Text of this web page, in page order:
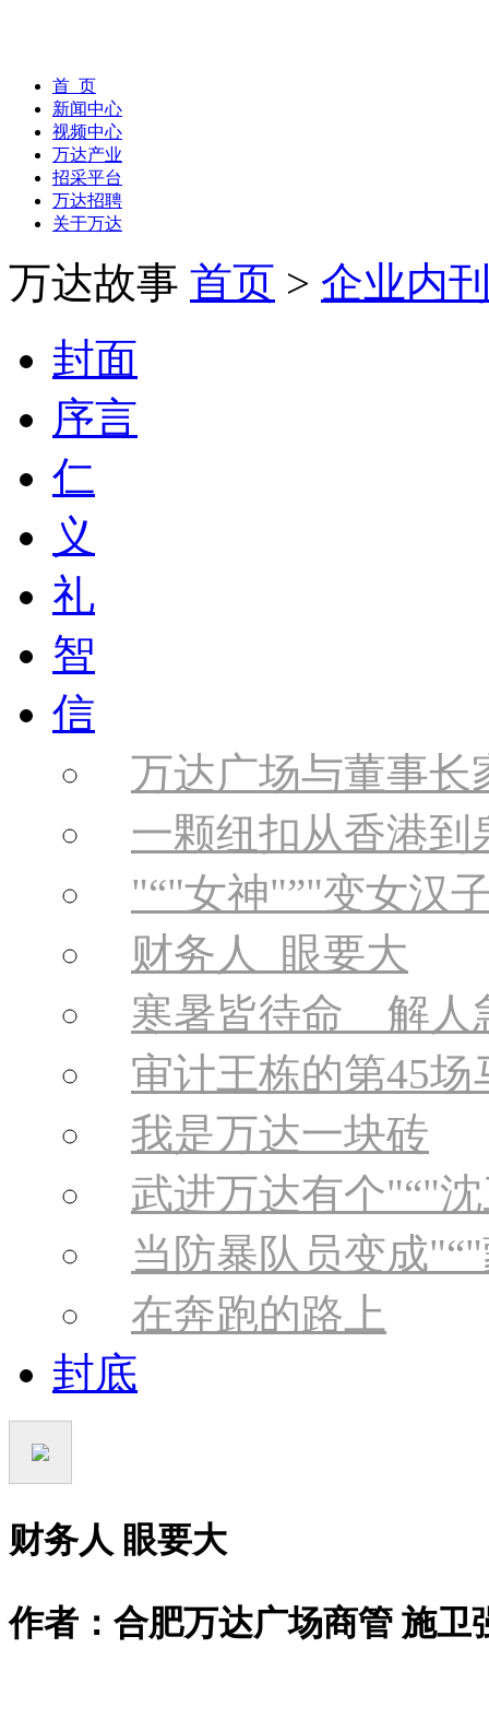
首 页
新闻中心
视频中心
万达产业
招采平台
万达招聘
关于万达
万达故事 首页 > 企业内
封面
序言
仁
义
礼
智
信
万达广场与董事长
一颗纽扣从香港到
“ 女神 ” 变女汉
财务人 眼要大
寒暑皆待命 解人
审计王栋的第45场
我是万达一块砖
武进万达有个 “
当防暴队员变成 “
在奔跑的路上
封底
财务人 眼要大
作者：合肥万达广场商管 施卫